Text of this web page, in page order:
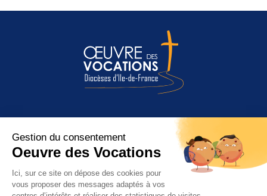
Entendre l’appel de Dieu
Être appelé à quoi ?
Discerner et répondre